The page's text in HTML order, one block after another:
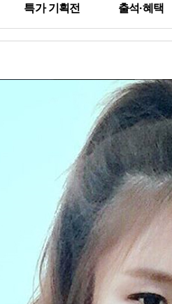
특가 기획전 출석·혜택